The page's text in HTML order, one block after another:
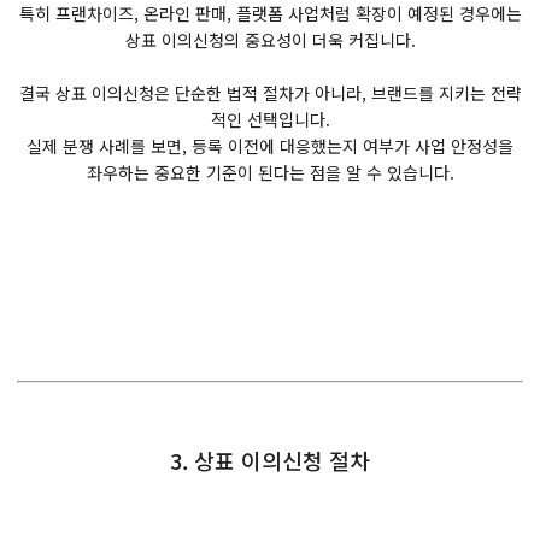
특히 프랜차이즈, 온라인 판매, 플랫폼 사업처럼 확장이 예정된 경우에는
상표 이의신청의 중요성이 더욱 커집니다.
결국 상표 이의신청은 단순한 법적 절차가 아니라, 브랜드를 지키는 전략
적인 선택입니다.
실제 분쟁 사례를 보면, 등록 이전에 대응했는지 여부가 사업 안정성을
좌우하는 중요한 기준이 된다는 점을 알 수 있습니다.
3. 상표 이의신청 절차